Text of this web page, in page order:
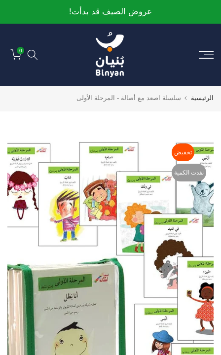
إلى
عروض الصيف قد بدأت!
0
الرئيسية سلسلة اصعد مع أصالة - المرحلة الأولى
تخفيض
نفدت الكمية